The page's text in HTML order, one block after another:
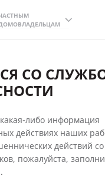
СО
либо информация
действиях наших
действий
пожалуйста,